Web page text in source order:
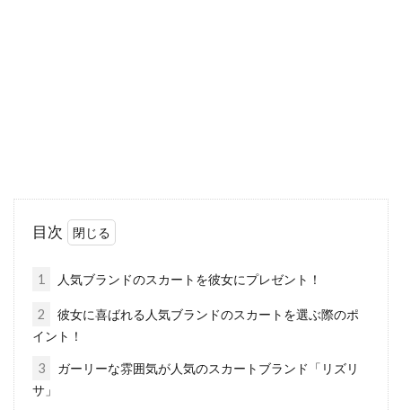
ズコーデがさらにお洒落に
目次
1 人気ブランドのスカートを彼女にプレゼント！
2
彼女に喜ばれる人気ブランドのスカートを選ぶ際のポ
イント！
3
ガーリーな雰囲気が人気のスカートブランド「リズリ
サ」